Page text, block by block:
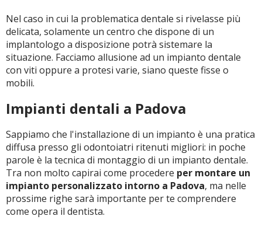
Nel caso in cui la problematica dentale si rivelasse più
delicata, solamente un centro che dispone di un
implantologo a disposizione potrà sistemare la
situazione. Facciamo allusione ad un impianto dentale
con viti oppure a protesi varie, siano queste fisse o
mobili.
Impianti dentali a Padova
Sappiamo che l'installazione di un impianto è una pratica
diffusa presso gli odontoiatri ritenuti migliori: in poche
parole è la tecnica di montaggio di un impianto dentale.
Tra non molto capirai come procedere per montare un
impianto personalizzato intorno a Padova, ma nelle
prossime righe sarà importante per te comprendere
come opera il dentista.